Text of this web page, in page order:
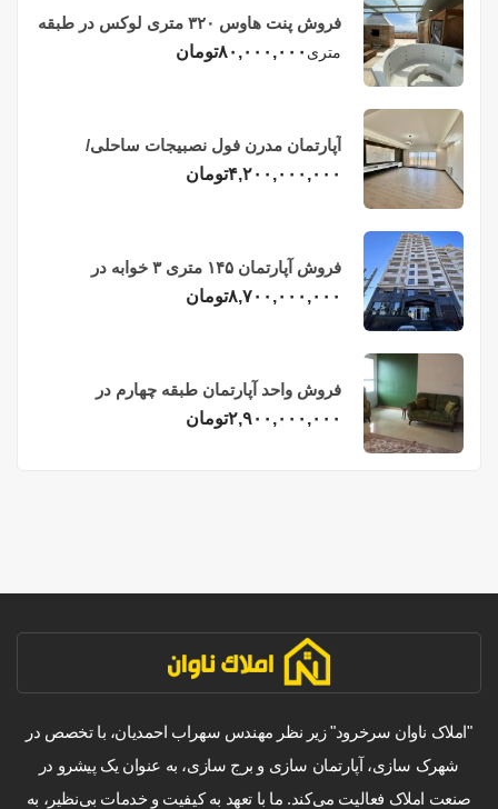
فروش پنت هاوس ۳۲۰ متری لوکس در طبقه
چهاردهم فریدونکنار
متری ۸۰,۰۰۰,۰۰۰تومان
آپارتمان مدرن فول نصبیجات ساحلی/
فریدونکنار
۴,۲۰۰,۰۰۰,۰۰۰تومان
فروش آپارتمان ۱۴۵ متری ۳ خوابه در
فریدونکنار
۸,۷۰۰,۰۰۰,۰۰۰تومان
فروش واحد آپارتمان طبقه چهارم در
فریدونکنار
۲,۹۰۰,۰۰۰,۰۰۰تومان
"املاک ناوان سرخرود" زیر نظر مهندس سهراب احمدیان، با تخصص در
شهرک سازی، آپارتمان سازی و برج سازی، به عنوان یک پیشرو در
صنعت املاک فعالیت می‌کند. ما با تعهد به کیفیت و خدمات بی‌نظیر، به